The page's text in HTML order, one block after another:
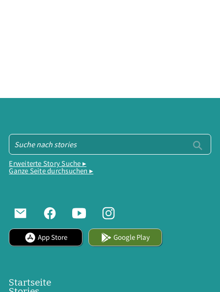
Erweiterte Story Suche ▸
Ganze Seite durchsuchen ▸
App Store Google Play
Startseite